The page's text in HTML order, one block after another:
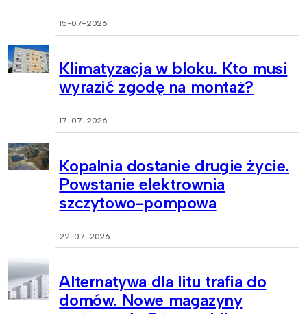
15-07-2026
Klimatyzacja w bloku. Kto musi
wyrazić zgodę na montaż?
17-07-2026
Kopalnia dostanie drugie życie.
Powstanie elektrownia
szczytowo-pompowa
22-07-2026
Alternatywa dla litu trafia do
domów. Nowe magazyny